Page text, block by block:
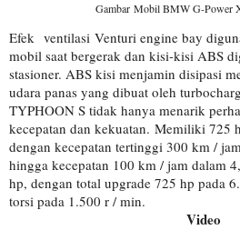
Gambar Mobil BMW G-Power
Efek ventilasi Venturi engine bay
mobil saat bergerak dan kisi-kisi ABS
stasioner. ABS kisi menjamin disipasi
udara panas yang dibuat oleh
TYPHOON S tidak hanya menarik
kecepatan dan kekuatan. Memiliki 725
dengan kecepatan tertinggi 300 km /
hingga kecepatan 100 km / jam dalam
hp, dengan total upgrade 725 hp pada
torsi pada 1.500 r / min.
Video